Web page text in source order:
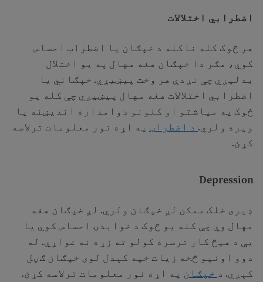
اضطرابي اختلالات
هر څوک کله ناکله د خپګان يا اضطراب احساس
کوي، مګر دا خپګان هغه مهال په یو اختلال
بدلیږي چې نږدې هر وخت پیښیږي. خپګاني يا
اضطرابي اختلالات هغه مهال پیښیږي چې کله یو
څوک په میاشتو او کلونو دوامداره اندیښنه یا
ویره ولري. د اضطراب په اړه نور معلومات ترلاسه
کړئ.
Depression
ډیری خلک ممکن لږ خپګان ولري. لږ خپګان هغه
مهال وي چې کله یو څوک د خوابدۍ احساس کوي یا
يې د هيڅ کار ترسره کولو ته زړه نه غواړي. له
دوو اونیو څخه زیات خپه کېدل لوی خپګان ګڼل
کېږي. د خپګان په اړه نور معلومات ترلاسه کړئ.